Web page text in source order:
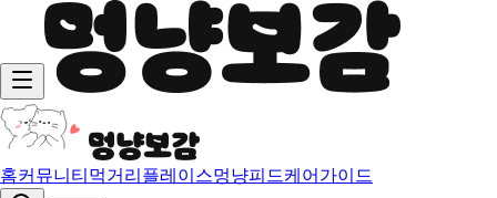
홈커뮤니티 먹거리 플레이스멍냥피드케어가이드